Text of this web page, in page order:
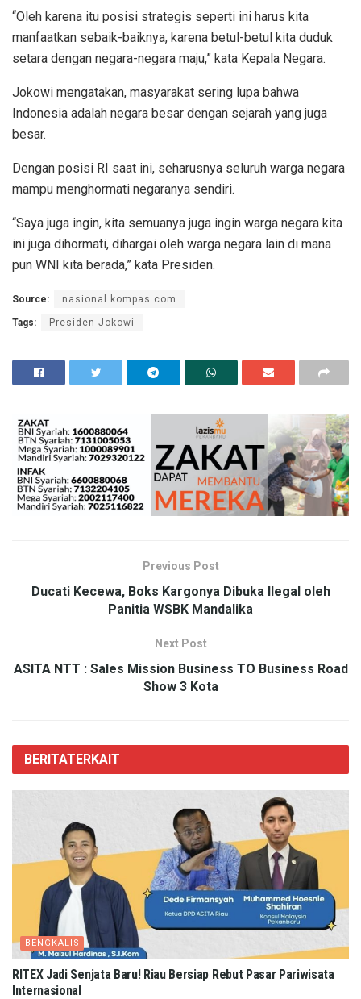
“Oleh karena itu posisi strategis seperti ini harus kita
manfaatkan sebaik-baiknya, karena betul-betul kita duduk
setara dengan negara-negara maju,” kata Kepala Negara.
Jokowi mengatakan, masyarakat sering lupa bahwa
Indonesia adalah negara besar dengan sejarah yang juga
besar.
Dengan posisi RI saat ini, seharusnya seluruh warga negara
mampu menghormati negaranya sendiri.
“Saya juga ingin, kita semuanya juga ingin warga negara kita
ini juga dihormati, dihargai oleh warga negara lain di mana
pun WNI kita berada,” kata Presiden.
Source: nasional.kompas.com
Tags: Presiden Jokowi
Previous Post
Ducati Kecewa, Boks Kargonya Dibuka Ilegal oleh
Panitia WSBK Mandalika
Next Post
ASITA NTT : Sales Mission Business TO Business Road
Show 3 Kota
BERITATERKAIT
BENGKALIS
RITEX Jadi Senjata Baru! Riau Bersiap Rebut Pasar Pariwisata
Internasional